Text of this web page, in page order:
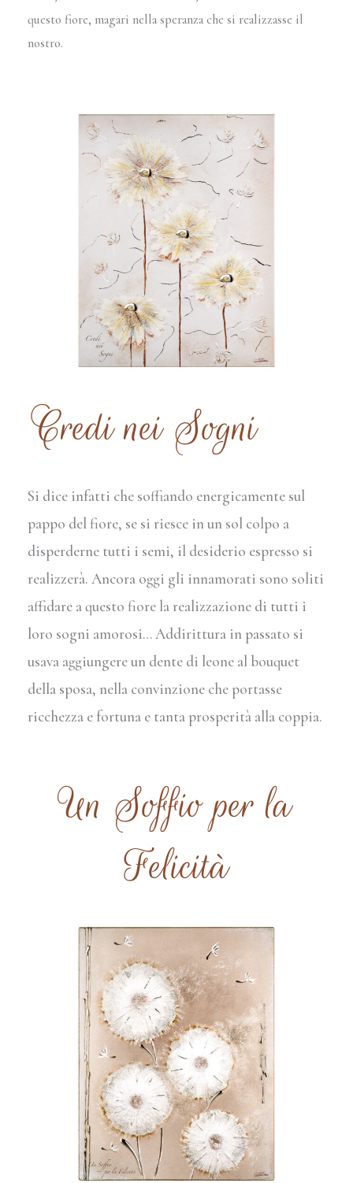
questo fiore, magari nella speranza che si realizzasse il
nostro.
Credi nei Sogni
Si dice infatti che soffiando energicamente sul
pappo del fiore, se si riesce in un sol colpo a
disperderne tutti i semi, il desiderio espresso si
realizzerà. Ancora oggi gli innamorati sono soliti
affidare a questo fiore la realizzazione di tutti i
loro sogni amorosi… Addirittura in passato si
usava aggiungere un dente di leone al bouquet
della sposa, nella convinzione che portasse
ricchezza e fortuna e tanta prosperità alla coppia.
Un Soffio per la
Felicità